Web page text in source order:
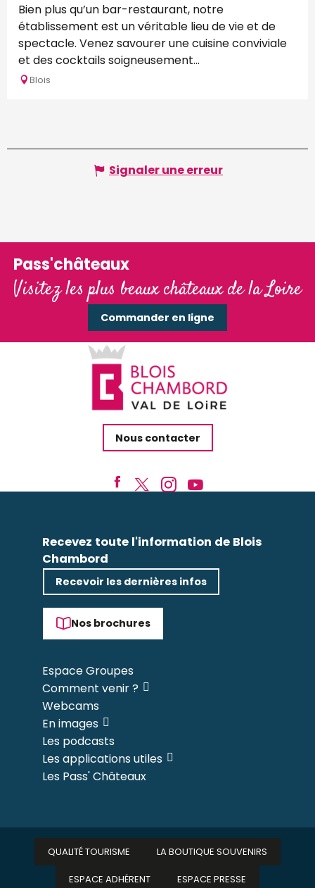
Bien plus qu’un bar-restaurant, notre
établissement est un véritable lieu de vie et de
spectacle. Venez savourer une cuisine conviviale
et des cocktails soigneusement...
Blois
Signaler une erreur
Pass'châteaux
Visitez les plus beaux châteaux de la Loire
Commander en ligne
Nous contacter
Recevez toute l'information de Blois
Chambord
Recevoir les dernières infos
Nos brochures
Espace Groupes
Comment venir ?
Webcams
En images
Les podcasts
Les applications utiles
Les Pass' Châteaux
QUALITÉ TOURISME LA BOUTIQUE SOUVENIRS
ESPACE ADHÉRENT ESPACE PRESSE